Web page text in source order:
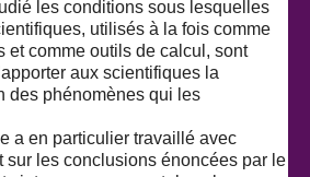
les conditions sous lesquelles
utilisés à la fois comme
et comme outils de calcul, sont
aux scientifiques la
des phénomènes qui les
a en particulier travaillé avec
sur les conclusions énoncées par le